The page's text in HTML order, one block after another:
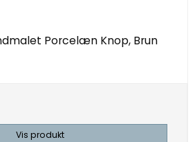
Porcelæn Knop, Brun
Vis produkt